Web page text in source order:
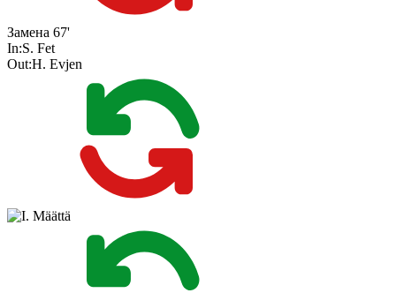
Замена 67'
In:S. Fet
Out:H. Evjen